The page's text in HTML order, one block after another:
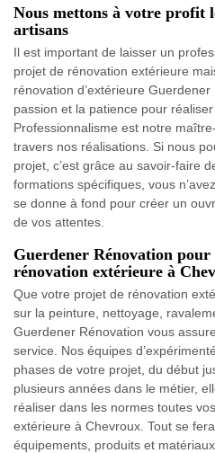
Nous mettons à votre profit
artisans
Il est important de laisser un
projet de rénovation extérieure
rénovation d’extérieure
passion et la patience pour réaliser
Professionnalisme est notre
travers nos réalisations. Si nous
projet, c’est grâce au savoir-faire
formations spécifiques, vous
se donne à fond pour créer un
de vos attentes.
Guerdener Rénovation pour
rénovation extérieure à
Que votre projet de rénovation
sur la peinture, nettoyage,
Guerdener Rénovation vous
service. Nos équipes
phases de votre projet, du début
plusieurs années dans le métier,
réaliser dans les normes toutes
extérieure à Chevroux. Tout se
équipements, produits et